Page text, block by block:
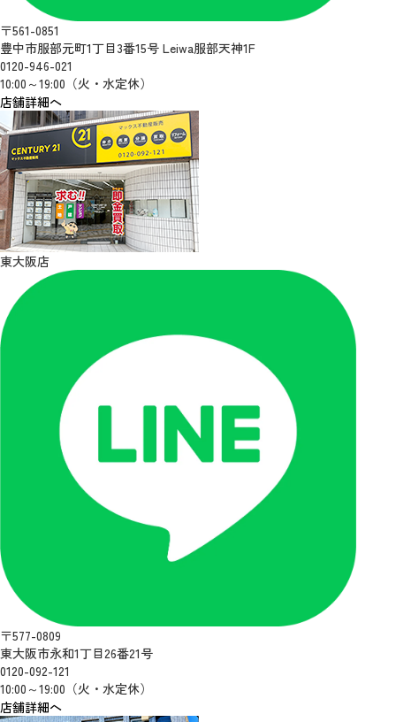
〒561-0851
豊中市服部元町1丁目3番15号 Leiwa服部天神1F
0120-946-021
10:00～19:00（火・水定休）
店舗詳細へ
東大阪店
〒577-0809
東大阪市永和1丁目26番21号
0120-092-121
10:00～19:00（火・水定休）
店舗詳細へ